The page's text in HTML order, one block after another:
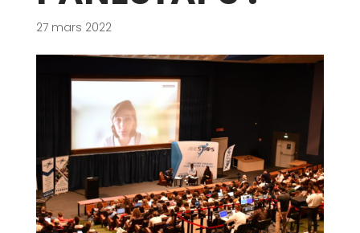
27 mars 2022